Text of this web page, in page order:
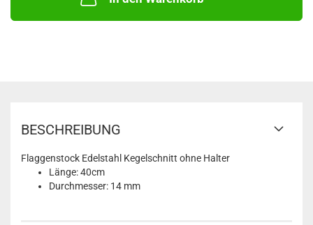
BESCHREIBUNG
Flaggenstock Edelstahl Kegelschnitt ohne Halter
Länge: 40cm
Durchmesser: 14 mm